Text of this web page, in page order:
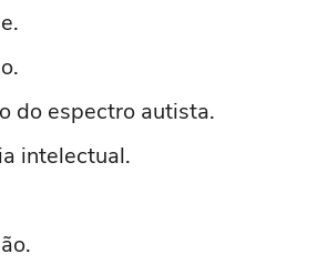
do espectro autista.
intelectual.